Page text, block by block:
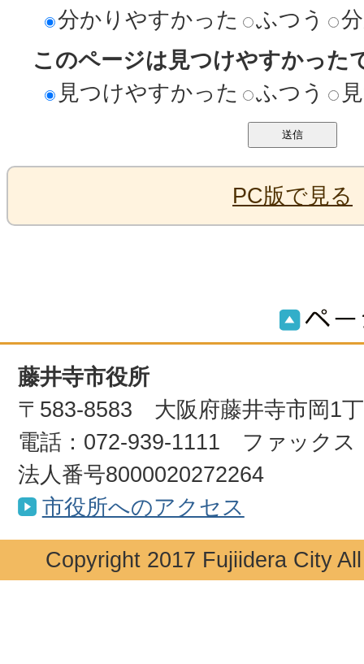
分かりやすかった ふつう
このページは見つけやすかった
見つけやすかった
ふつう
PC版で見る
藤井寺市役所
〒583-8583 大阪府藤井寺市岡1
電話：072-939-1111 ファックス
法人番号8000020272264
市役所へのアクセス
Copyright 2017 Fujiidera City